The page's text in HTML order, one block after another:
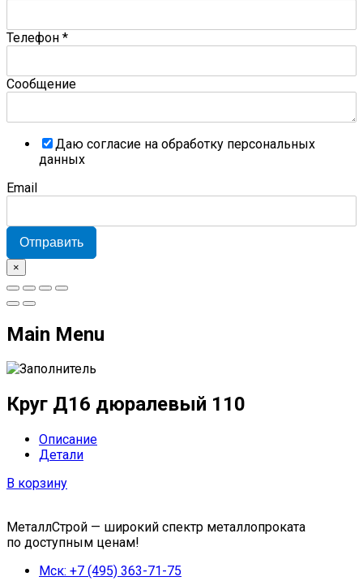
Телефон *
Сообщение
Даю согласие на обработку персональных
данных
Email
Отправить
×
Main Menu
Круг Д16 дюралевый 110
Описание
Детали
В корзину
МеталлСтрой — широкий спектр металлопроката
по доступным ценам!
Мск: +7 (495) 363-71-75